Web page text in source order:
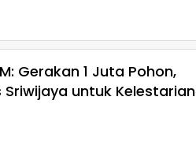
Gerakan 1 Juta Pohon,
untuk Kelestarian